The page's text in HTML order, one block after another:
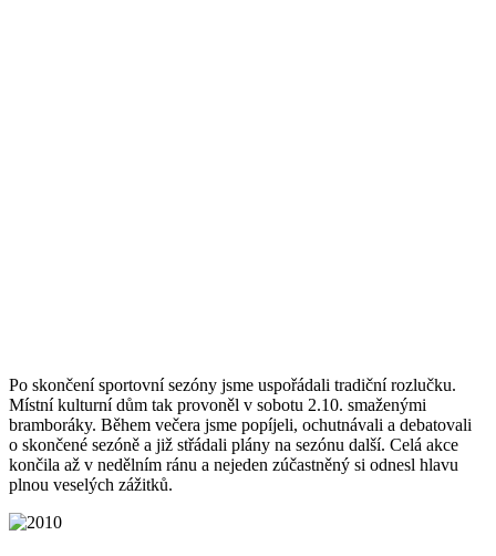
Po skončení sportovní sezóny jsme uspořádali tradiční rozlučku.
Místní kulturní dům tak provoněl v sobotu 2.10. smaženými
bramboráky. Během večera jsme popíjeli, ochutnávali a debatovali
o skončené sezóně a již střádali plány na sezónu další. Celá akce
končila až v nedělním ránu a nejeden zúčastněný si odnesl hlavu
plnou veselých zážitků.